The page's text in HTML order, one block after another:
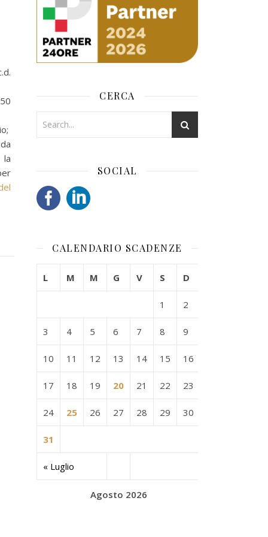
CERCA
SOCIAL
CALENDARIO SCADENZE
Agosto 2026
L M M G V S D
« Luglio
1 2
3 4 5 6 7 8 9
10 11 12 13 14 15 16
17 18 19 20 21 22 23
24 25 26 27 28 29 30
31